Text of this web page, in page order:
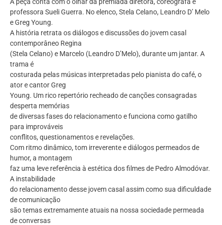
professora Sueli Guerra. No elenco, Stela Celano, Leandro D’ Melo
e Greg Young.
A história retrata os diálogos e discussões do jovem casal
contemporâneo Regina
(Stela Celano) e Marcelo (Leandro D’Melo), durante um jantar. A
trama é
costurada pelas músicas interpretadas pelo pianista do café, o
ator e cantor Greg
Young. Um rico repertório recheado de canções consagradas
desperta memórias
de diversas fases do relacionamento e funciona como gatilho
para improváveis
conflitos, questionamentos e revelações.
Com ritmo dinâmico, tom irreverente e diálogos permeados de
humor, a montagem
faz uma leve referência à estética dos filmes de Pedro Almodóvar.
A instabilidade
do relacionamento desse jovem casal assim como sua dificuldade
de comunicação
são temas extremamente atuais na nossa sociedade permeada
de conversas